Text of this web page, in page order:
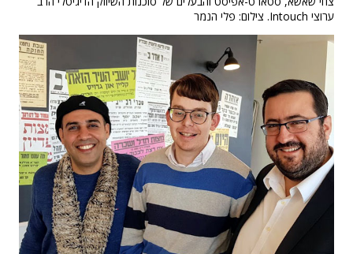
ערוצי Intouch. צילום: פלי הנמר